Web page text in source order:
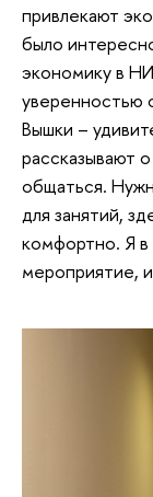
привлекают
было
экономику в
уверенностью
Вышки –
рассказывают
общаться.
для занятий,
комфортно. Я в
мероприятие,